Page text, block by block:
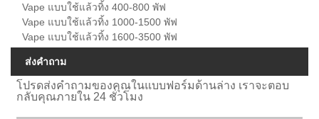
Vape แบบใช้แล้วทิ้ง 400-800 พัฟ
Vape แบบใช้แล้วทิ้ง 1000-1500 พัฟ
Vape แบบใช้แล้วทิ้ง 1600-3500 พัฟ
ส่งคำถาม
โปรดส่งคำถามของคุณในแบบฟอร์มด้านล่าง เราจะตอบ
กลับคุณภายใน 24 ชั่วโมง